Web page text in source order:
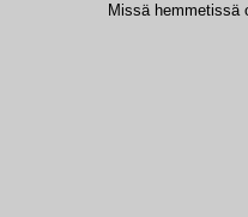
Missä hemmetissä